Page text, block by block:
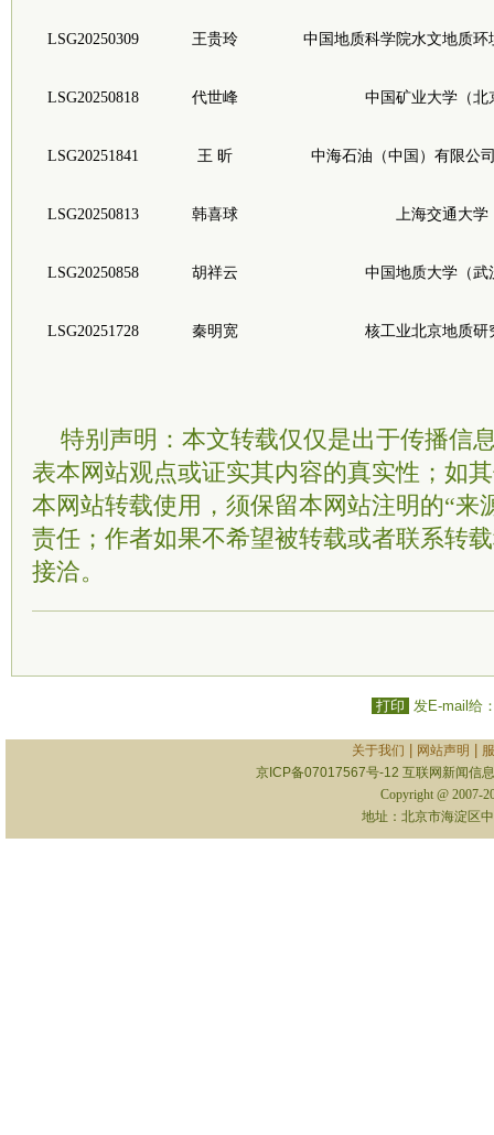
LSG20250309 王贵玲 中国地质科学院水文地质环
LSG20250818 代世峰 中国矿业大学（北
LSG20251841 王 昕 中海石油（中国）有限公
LSG20250813 韩喜球 上海交通大学
LSG20250858 胡祥云 中国地质大学（武
LSG20251728 秦明宽 核工业北京地质研
特别声明：本文转载仅仅是出于传播信
表本网站观点或证实其内容的真实性；如
本网站转载使用，须保留本网站注明的“来
责任；作者如果不希望被转载或者联系转
接洽。
打印 发E-mail给
关于我们 网站声明
京ICP备07017567号-12 互联网新闻信
Copyright @ 2007-
地址：北京市海淀区